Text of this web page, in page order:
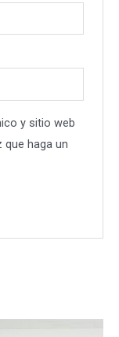
y sitio web
que haga un